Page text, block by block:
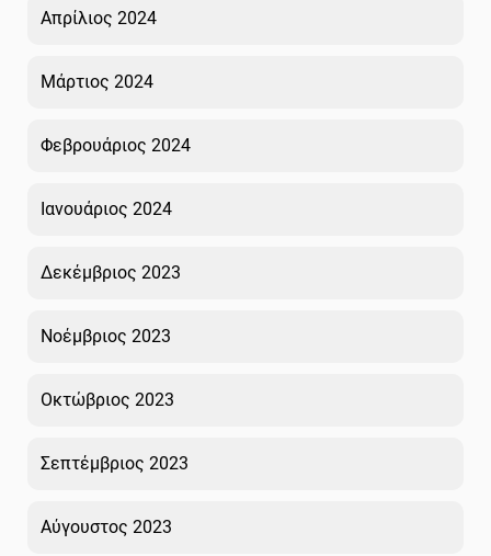
Απρίλιος 2024
Μάρτιος 2024
Φεβρουάριος 2024
Ιανουάριος 2024
Δεκέμβριος 2023
Νοέμβριος 2023
Οκτώβριος 2023
Σεπτέμβριος 2023
Αύγουστος 2023